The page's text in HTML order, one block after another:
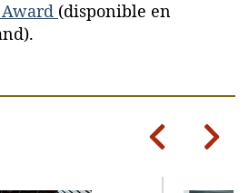
(disponible en
PreviousNext